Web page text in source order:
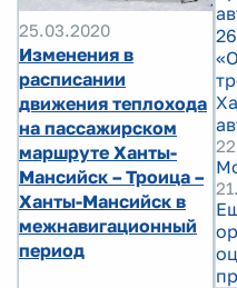
25.03.2020
Изменения в
расписании
движения теплохода
на пассажирском
маршруте Ханты-
Мансийск – Троица –
Ханты-Мансийск в
межнавигационный
период